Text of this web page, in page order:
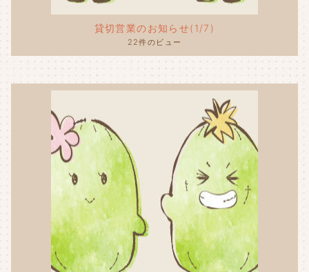
貸切営業のお知らせ(1/7)
22件のビュー